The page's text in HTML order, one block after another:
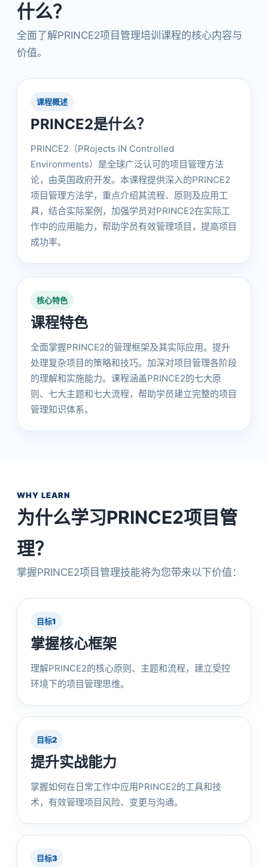
什么？
全面了解PRINCE2项目管理培训课程的核心内容与
价值。
课程概述
PRINCE2是什么？
PRINCE2（PRojects IN Controlled
Environments）是全球广泛认可的项目管理方法
论，由英国政府开发。本课程提供深入的PRINCE2
项目管理方法学，重点介绍其流程、原则及应用工
具，结合实际案例，加强学员对PRINCE2在实际工
作中的应用能力，帮助学员有效管理项目，提高项目
成功率。
核心特色
课程特色
全面掌握PRINCE2的管理框架及其实际应用。提升
处理复杂项目的策略和技巧。加深对项目管理各阶段
的理解和实施能力。课程涵盖PRINCE2的七大原
则、七大主题和七大流程，帮助学员建立完整的项目
管理知识体系。
WHY LEARN
为什么学习PRINCE2项目管
理？
掌握PRINCE2项目管理技能将为您带来以下价值：
目标1
掌握核心框架
理解PRINCE2的核心原则、主题和流程，建立受控
环境下的项目管理思维。
目标2
提升实战能力
掌握如何在日常工作中应用PRINCE2的工具和技
术，有效管理项目风险、变更与沟通。
目标3